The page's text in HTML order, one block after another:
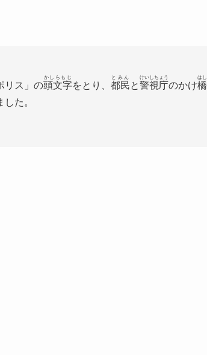
リス」の頭文字
かしらもじ
をとり、 都民
とみん
と警視庁
けいしちょう
のかけ橋
はし
た。